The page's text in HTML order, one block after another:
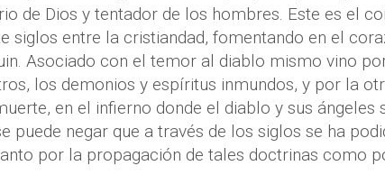
de Dios y tentador de los hombres. Este es el
siglos entre la cristiandad, fomentando en el
Asociado con el temor al diablo mismo vino
los demonios y espíritus inmundos, y por la
en el infierno donde el diablo y sus ángeles
puede negar que a través de los siglos se ha
por la propagación de tales doctrinas como